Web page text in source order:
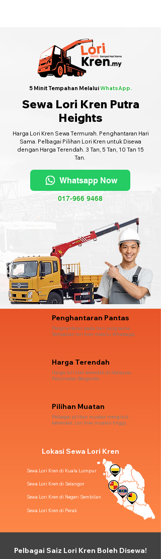
5 Minit Tempahan MelaluiWhatsApp.
Sewa Lori Kren Putra
Heights
Harga Lori Kren Sewa Termurah. Penghantaran Hari
Sama. Pelbagai Pilihan Lori Kren untuk Disewa
dengan Harga Terendah. 3 Tan, 5 Tan, 10 Tan 15
Tan.
Whatsapp Now
017-966 9468
Penghantaran Pantas
Penghantaran pada hari yang sama.
Tempahan lori kren melalui Whatsapp.
Harga Terendah
Harga lori kren terendah di Malaysia.
Penjimatan Berganda.
Pilihan Muatan
Pelbagai pilihan muatan mengikut
kehendak. Lori kren muatan tinggi.
Lokasi Sewa Lori Kren
Sewa Lori Kren di Kuala Lumpur
Sewa Lori Kren di Selangor
Sewa Lori Kren di Negeri Sembilan
Sewa Lori Kren di Perak
Pelbagai Saiz Lori Kren Boleh Disewa!